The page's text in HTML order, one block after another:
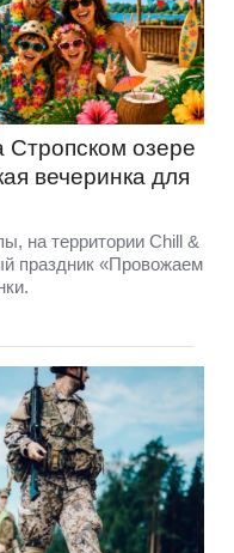
озере
вечеринка для
на территории Chill &
праздник «Провожаем